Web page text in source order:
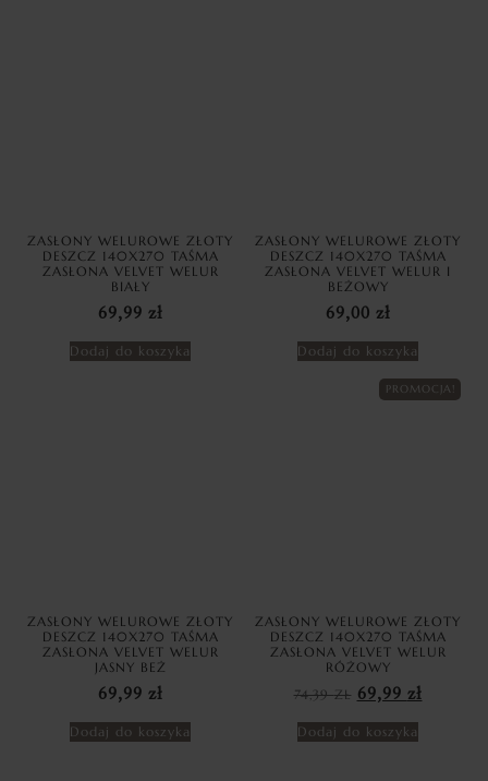
ZASŁONY WELUROWE ZŁOTY
DESZCZ 140X270 TAŚMA
ZASŁONA VELVET WELUR
BIAŁY
69,99 zł
Dodaj do koszyka
ZASŁONY WELUROWE ZŁOTY
DESZCZ 140X270 TAŚMA
ZASŁONA VELVET WELUR I
BEŻOWY
69,00 zł
Dodaj do koszyka
ZASŁONY WELUROWE ZŁOTY
DESZCZ 140X270 TAŚMA
ZASŁONA VELVET WELUR
JASNY BEŻ
69,99 zł
Dodaj do koszyka
PROMOCJA!
ZASŁONY WELUROWE ZŁOTY
DESZCZ 140X270 TAŚMA
ZASŁONA VELVET WELUR
RÓŻOWY
74,39ZŁ 69,99 zł
Dodaj do koszyka